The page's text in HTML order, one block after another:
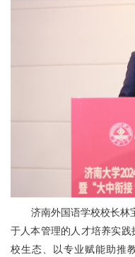
济南外国语学校校长林
于人本管理的人才培养实
校生态、以专业赋能助推